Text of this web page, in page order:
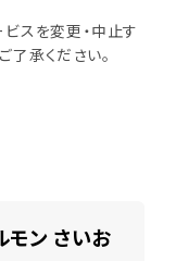
スを変更・中止す
承ください。
モン さいお